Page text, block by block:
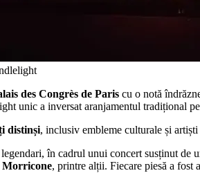
des Congrès de Paris cu o notă
unic a inversat aranjamentul tradițional
distinși, inclusiv embleme culturale și
în cadrul unui concert susținut de
Morricone, printre alții. Fiecare piesă a fost